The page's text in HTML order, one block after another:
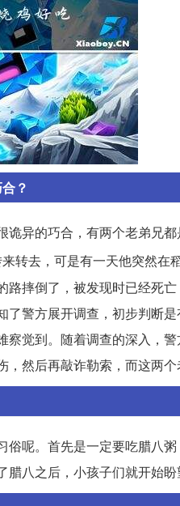
？
诡异的巧合，有两个老弟兄
转去，可是有一天他突然在
路摔倒了，被发现时已经死
了警方展开调查，初步判断
察觉到。随着调查的深入，
然后再敲诈勒索，而这两个
俗呢。首先是一定要吃腊八
八之后，小孩子们就开始